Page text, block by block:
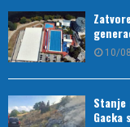
10/
Stanje